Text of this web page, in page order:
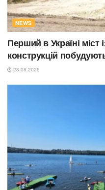
NEWS
Перший в Україні
конструкцій
28.08.2025